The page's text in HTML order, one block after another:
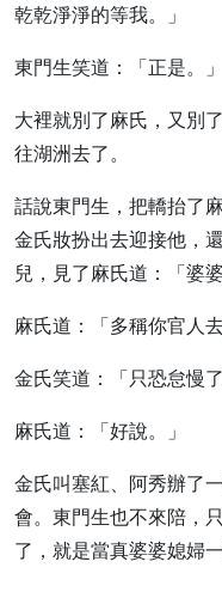
乾乾淨淨的等我。」
東門生笑道：「正是。」
大裡就別了麻氏，又別
往湖洲去了。
話說東門生，把轎抬了
金氏妝扮出去迎接他，
兒，見了麻氏道：「婆
麻氏道：「多稱你官人
金氏笑道：「只恐怠慢了
麻氏道：「好說。」
金氏叫塞紅、阿秀辦了
會。東門生也不來陪，
了，就是當真婆婆媳婦一